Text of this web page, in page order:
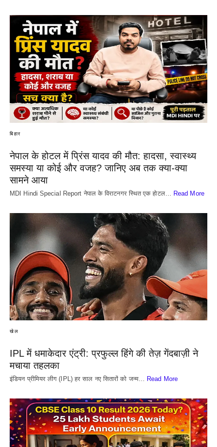
बिहार
नेपाल के होटल में प्रिंस यादव की मौत: हादसा, स्वास्थ्य
समस्या या कोई और वजह? जानिए अब तक क्या-क्या
सामने आया
MDI Hindi Special Report नेपाल के विराटनगर स्थित एक होटल… Read More
खेल
IPL में धमाकेदार एंट्री: प्रफुल्ल हिंगे की तेज़ गेंदबाज़ी ने
मचाया तहलका
इंडियन प्रीमियर लीग (IPL) हर साल नए सितारों को जन्म… Read More